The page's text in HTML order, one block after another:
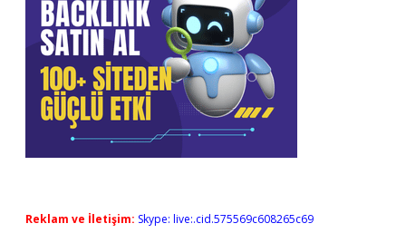
Reklam ve İletişim: Skype: live:.cid.575569c608265c69